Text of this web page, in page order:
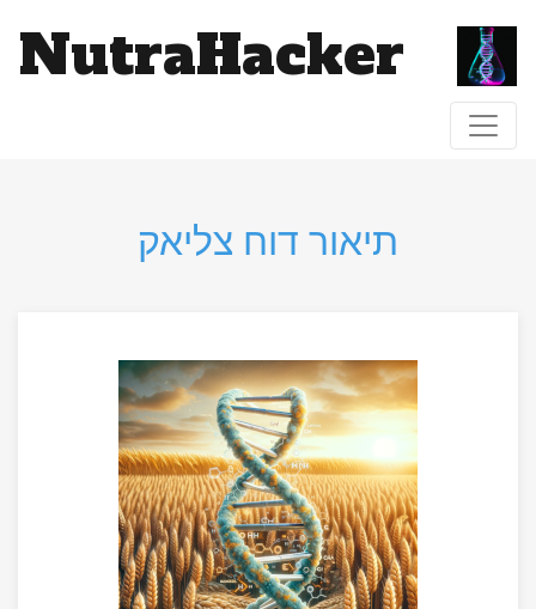
NutraHacker
Toggle navigation
תיאור דוח צליאק